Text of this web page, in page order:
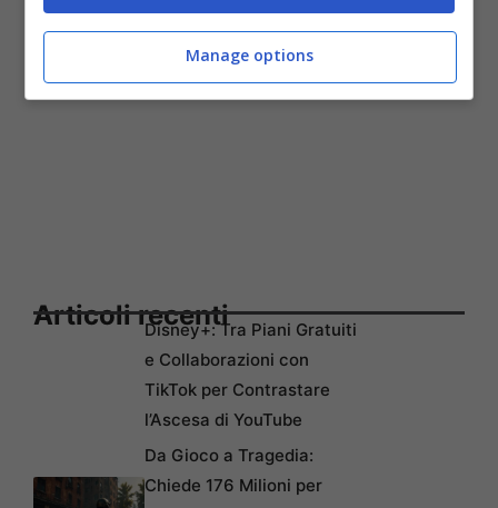
Articoli recentiDisney+: Tra Piani Gratuiti
e Collaborazioni con
TikTok per Contrastare
l’Ascesa di YouTube
Da Gioco a Tragedia:
Chiede 176 Milioni per
Manage options